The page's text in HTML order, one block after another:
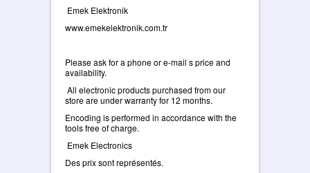
Emek Elektronik
www.emekelektronik.com.tr
Please ask for a phone or e-mail s price and
availability.
All electronic products purchased from our
store are under warranty for 12 months.
Encoding is performed in accordance with the
tools free of charge.
Emek Electronics
Des prix sont représentés.